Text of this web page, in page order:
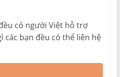
có người Việt hỗ trợ
các bạn đều có thể liên hệ